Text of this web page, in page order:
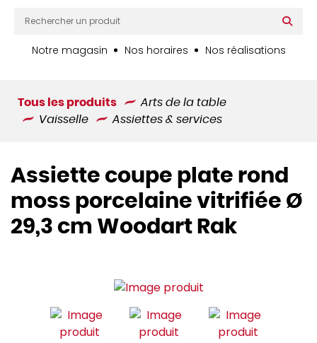
Notre magasin Nos horaires Nos réalisations
Tous les produits
Arts de la table
Vaisselle
Assiettes & services
Assiette coupe plate rond
moss porcelaine vitrifiée Ø
29,3 cm Woodart Rak